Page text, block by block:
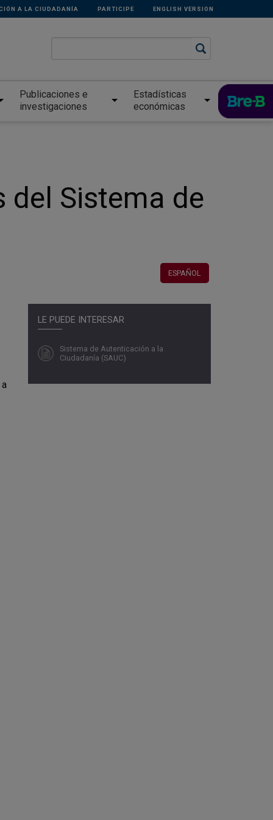
A LA CIUDADANÍA PARTICIPE ENGLISH VERSION
Publicaciones e
investigaciones
Estadísticas
económicas
Sistema de
ESPAÑOL
LE PUEDE INTERESAR
Sistema de Autenticación a la
Ciudadanía (SAUC)